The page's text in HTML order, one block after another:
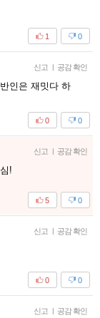
0
1
신고 | 공감 확인
인은 재밋다 하
0
0
신고 | 공감 확인
!
0
5
신고 | 공감 확인
0
0
신고 | 공감 확인